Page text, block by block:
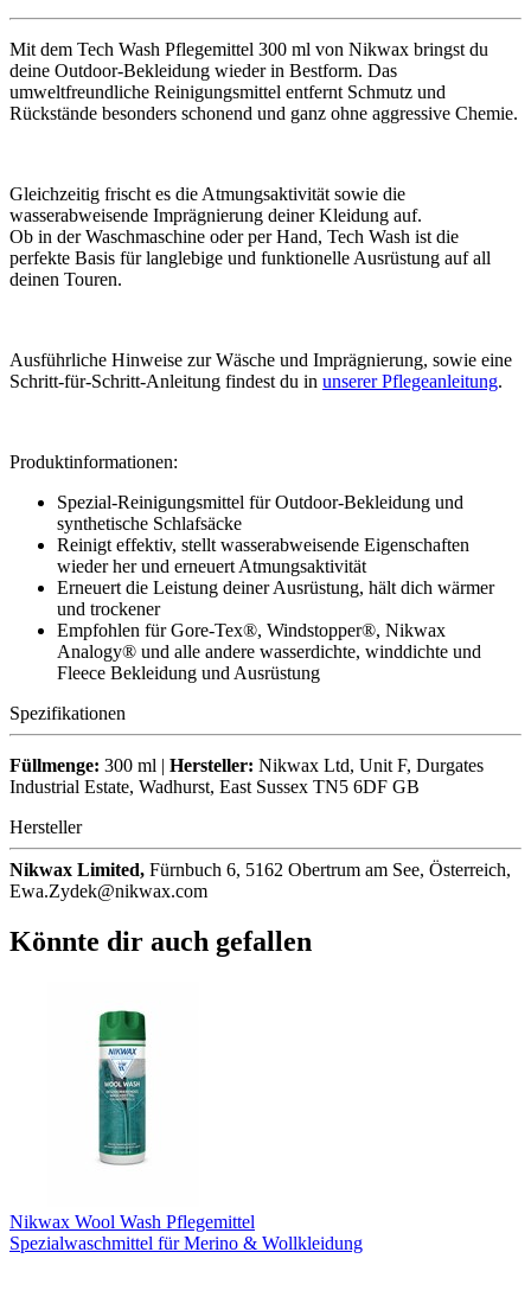
Mit dem Tech Wash Pflegemittel 300 ml von Nikwax bringst du
deine Outdoor-Bekleidung wieder in Bestform. Das
umweltfreundliche Reinigungsmittel entfernt Schmutz und
Rückstände besonders schonend und ganz ohne aggressive Chemie.
Gleichzeitig frischt es die Atmungsaktivität sowie die
wasserabweisende Imprägnierung deiner Kleidung auf.
Ob in der Waschmaschine oder per Hand, Tech Wash ist die
perfekte Basis für langlebige und funktionelle Ausrüstung auf all
deinen Touren.
Ausführliche Hinweise zur Wäsche und Imprägnierung, sowie eine
Schritt-für-Schritt-Anleitung findest du in unserer Pflegeanleitung.
Produktinformationen:
Spezial-Reinigungsmittel für Outdoor-Bekleidung und
synthetische Schlafsäcke
Reinigt effektiv, stellt wasserabweisende Eigenschaften
wieder her und erneuert Atmungsaktivität
Erneuert die Leistung deiner Ausrüstung, hält dich wärmer
und trockener
Empfohlen für Gore-Tex®, Windstopper®, Nikwax
Analogy® und alle andere wasserdichte, winddichte und
Fleece Bekleidung und Ausrüstung
Spezifikationen
Füllmenge: 300 ml | Hersteller: Nikwax Ltd, Unit F, Durgates
Industrial Estate, Wadhurst, East Sussex TN5 6DF GB
Hersteller
Nikwax Limited, Fürnbuch 6, 5162 Obertrum am See, Österreich,
Ewa.Zydek@nikwax.com
Könnte dir auch gefallen
Nikwax Wool Wash Pflegemittel
Spezialwaschmittel für Merino & Wollkleidung